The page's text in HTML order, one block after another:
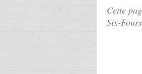
Cette
Six-